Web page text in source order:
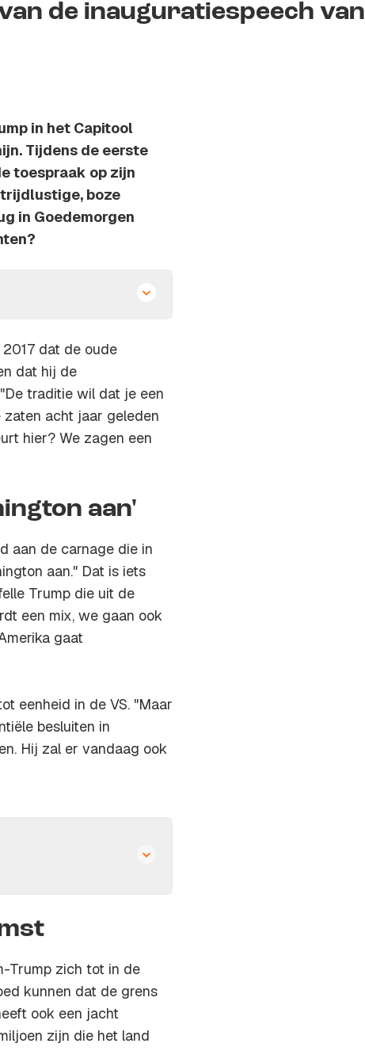
de inauguratiespeech van
in het Capitool
Tijdens de eerste
toespraak op zijn
boze
in Goedemorgen
dat de oude
dat hij de
traditie wil dat je een
acht jaar geleden
hier? We zagen een
aan'
aan de carnage die in
aan." Dat is iets
Trump die uit de
een mix, we gaan ook
gaat
eenheid in de VS. "Maar
besluiten in
Hij zal er vandaag ook
Trump zich tot in de
kunnen dat de grens
ook een jacht
zijn die het land